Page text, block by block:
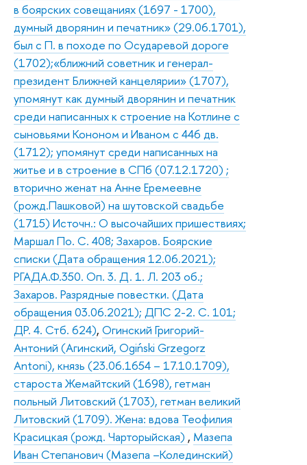
в боярских совещаниях (1697 - 1700),
думный дворянин и печатник» (29.06.1701),
был с П. в походе по Осударевой дороге
(1702);«ближний советник и генерал-
президент Ближней канцелярии» (1707),
упомянут как думный дворянин и печатник
среди написанных к строение на Котлине с
сыновьями Кононом и Иваном с 446 дв.
(1712); упомянут среди написанных на
житье и в строение в СПб (07.12.1720) ;
вторично женат на Анне Еремеевне
(рожд.Пашковой) на шутовской свадьбе
(1715) Источн.: О высочайших пришествиях;
Маршал По. С. 408; Захаров. Боярские
списки (Дата обращения 12.06.2021);
РГАДА.Ф.350. Оп. 3. Д. 1. Л. 203 об.;
Захаров. Разрядные повестки. (Дата
обращения 03.06.2021); ДПС 2-2. С. 101;
ДР. 4. Стб. 624), Огинский Григорий-
Антоний (Агинский, Ogiński Grzegorz
Antoni), князь (23.06.1654 – 17.10.1709),
староста Жемайтский (1698), гетман
польный Литовский (1703), гетман великий
Литовский (1709). Жена: вдова Теофилия
Красицкая (рожд. Чарторыйская) , Мазепа
Иван Степанович (Мазепа –Колединский)